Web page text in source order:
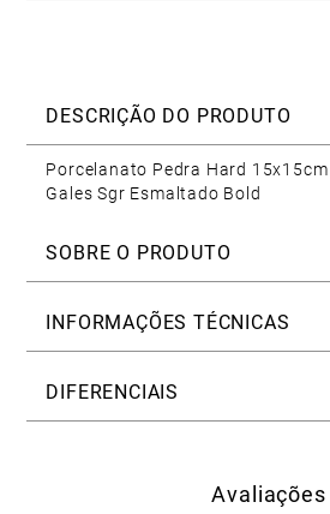
DESCRIÇÃO DO PRODUTO
Porcelanato Pedra Hard
Gales Sgr Esmaltado Bold
SOBRE O PRODUTO
INFORMAÇÕES TÉCNICAS
DIFERENCIAIS
Avaliações